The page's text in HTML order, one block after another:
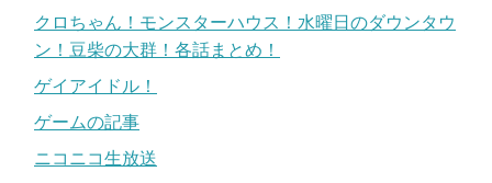
クロちゃん！モンスターハウス！水曜日のダウンタウ
ン！豆柴の大群！各話まとめ！
ゲイアイドル！
ゲームの記事
ニコニコ生放送